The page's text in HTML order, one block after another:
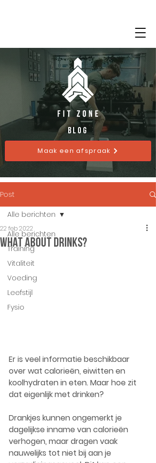
BLog
Maak een afspraak
Post
Alle berichten
Training
Vitaliteit
Voeding
Leefstijl
Fysio
Alle berichten
What about drinks?
22 feb 2022
Er is veel informatie beschikbaar
over wat calorieën, eiwitten en
koolhydraten in eten. Maar hoe zit
dat eigenlijk met drinken?
Drankjes kunnen ongemerkt je
dagelijkse inname van calorieën
verhogen, maar dragen vaak
nauwelijks tot niet bij aan je